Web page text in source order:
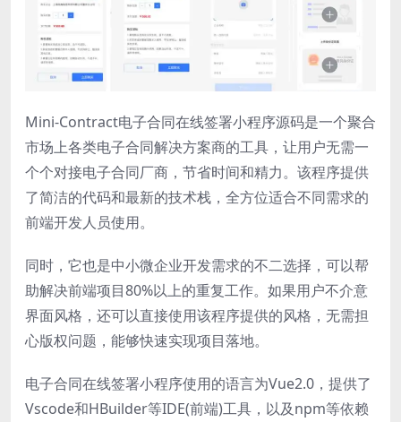
Mini-Contract电子合同在线签署小程序源码是一个聚合
市场上各类电子合同解决方案商的工具，让用户无需一
个个对接电子合同厂商，节省时间和精力。该程序提供
了简洁的代码和最新的技术栈，全方位适合不同需求的
前端开发人员使用。
同时，它也是中小微企业开发需求的不二选择，可以帮
助解决前端项目80%以上的重复工作。如果用户不介意
界面风格，还可以直接使用该程序提供的风格，无需担
心版权问题，能够快速实现项目落地。
电子合同在线签署小程序使用的语言为Vue2.0，提供了
Vscode和HBuilder等IDE(前端)工具，以及npm等依赖